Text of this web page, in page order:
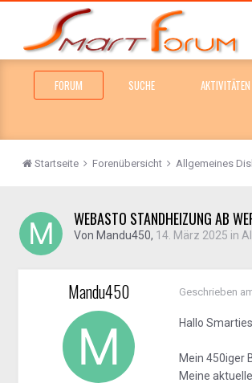
FORUM SUCHE AKTIVITÄTEN
Startseite Forenübersicht Allgemeines
WEBASTO STANDHEIZUNG AB
Von Mandu450, 14. März 2025 in
Mandu450 Geschrieben
Hallo
Mein 450iger
Meine